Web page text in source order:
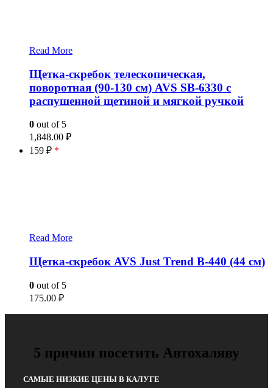
Read More
Щетка-скребок телескопическая,
поворотная (90-130 см) AVS SB-6330 с
распушенной щетиной и мягкой ручкой
0 out of 5
1,848.00 ₽
159 ₽ *
Read More
Щетка-скребок AVS Just Trend B-440 (44 см)
0 out of 5
175.00 ₽
5 причин посетить Автохаляву
САМЫЕ НИЗКИЕ ЦЕНЫ В КАЛУГЕ